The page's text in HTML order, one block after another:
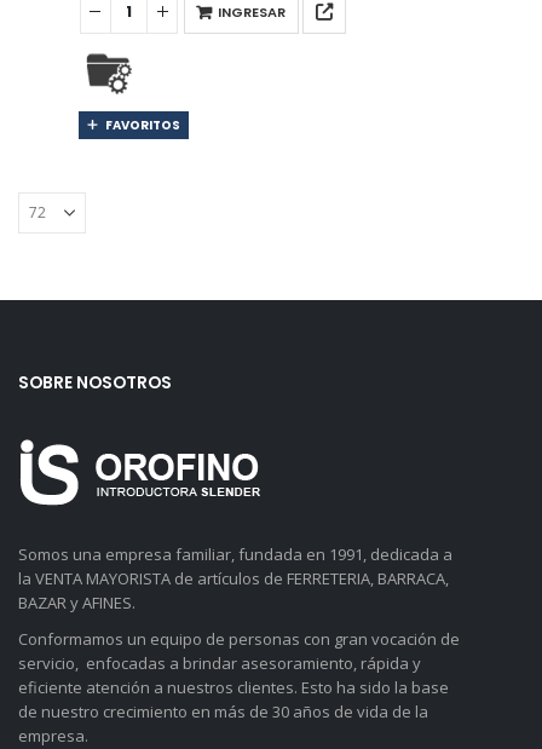
INGRESAR
FAVORITOS
SOBRE NOSOTROS
Somos una empresa familiar, fundada en 1991, dedicada a
la VENTA MAYORISTA de artículos de FERRETERIA, BARRACA,
BAZAR y AFINES.
Conformamos un equipo de personas con gran vocación de
servicio, enfocadas a brindar asesoramiento, rápida y
eficiente atención a nuestros clientes. Esto ha sido la base
de nuestro crecimiento en más de 30 años de vida de la
empresa.